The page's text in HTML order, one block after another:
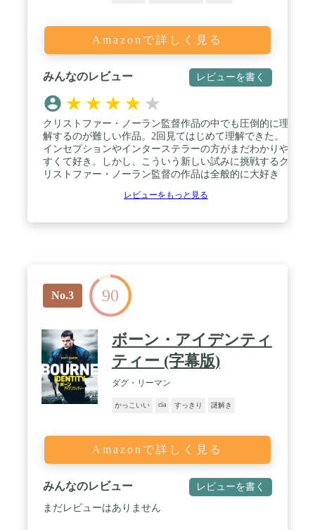
Amazonで詳しく見る
みんなのレビュー レビューを書く
★ ★ ★ ★ ★
クリストファー・ノーラン監督作品の中でも圧倒的に理
解するのが難しい作品。2回見てはじめて理解できた。
インセプションやインターステラーの方がまだわかりや
すくて好き。しかし、こういう新しい試みに挑戦するク
リストファー・ノーラン監督の作品は全般的に大好き
レビューをもっと見る
No.3 90
ボーン・アイデンティ
ティー (字幕版)
ダグ・リーマン
かっこいい cia すっきり 謎解き
Amazonで詳しく見る
みんなのレビュー レビューを書く
まだレビューはありません